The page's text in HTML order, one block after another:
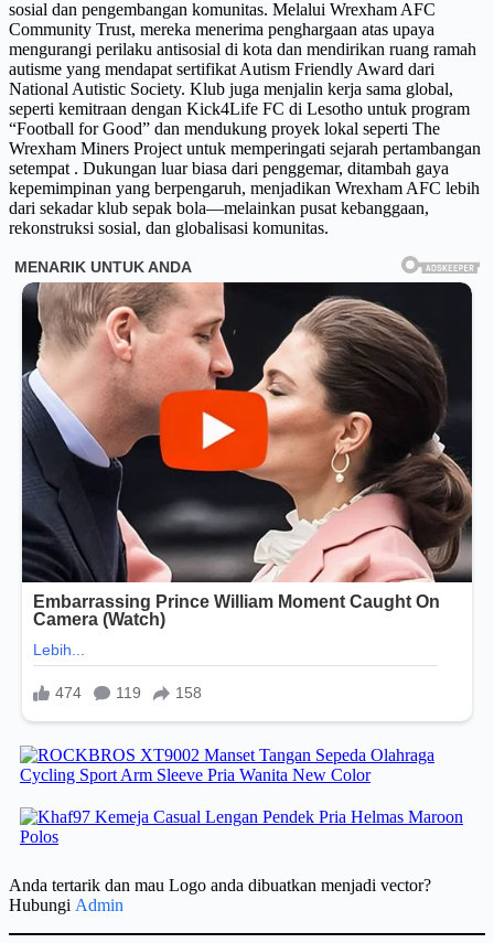
sosial dan pengembangan komunitas. Melalui Wrexham AFC
Community Trust, mereka menerima penghargaan atas upaya
mengurangi perilaku antisosial di kota dan mendirikan ruang ramah
autisme yang mendapat sertifikat Autism Friendly Award dari
National Autistic Society. Klub juga menjalin kerja sama global,
seperti kemitraan dengan Kick4Life FC di Lesotho untuk program
“Football for Good” dan mendukung proyek lokal seperti The
Wrexham Miners Project untuk memperingati sejarah pertambangan
setempat . Dukungan luar biasa dari penggemar, ditambah gaya
kepemimpinan yang berpengaruh, menjadikan Wrexham AFC lebih
dari sekadar klub sepak bola—melainkan pusat kebanggaan,
rekonstruksi sosial, dan globalisasi komunitas.
Anda tertarik dan mau Logo anda dibuatkan menjadi vector?
Hubungi Admin